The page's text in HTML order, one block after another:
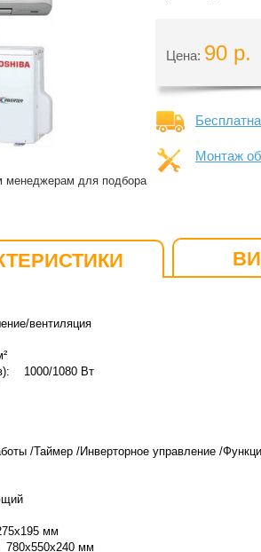
менеджерам для подбора
Цена: 90 р.
Монтаж
вентиляция
1000/1080 Вт
/Таймер /Инверторное управление /
мм
780x550x240 мм